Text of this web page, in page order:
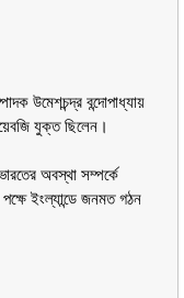
উমেশচন্দ্র বন্দোপাধ্যায়
যুক্ত ছিলেন।
অবস্থা সম্পর্কে
পক্ষে ইংল্যান্ডে জনমত গঠন